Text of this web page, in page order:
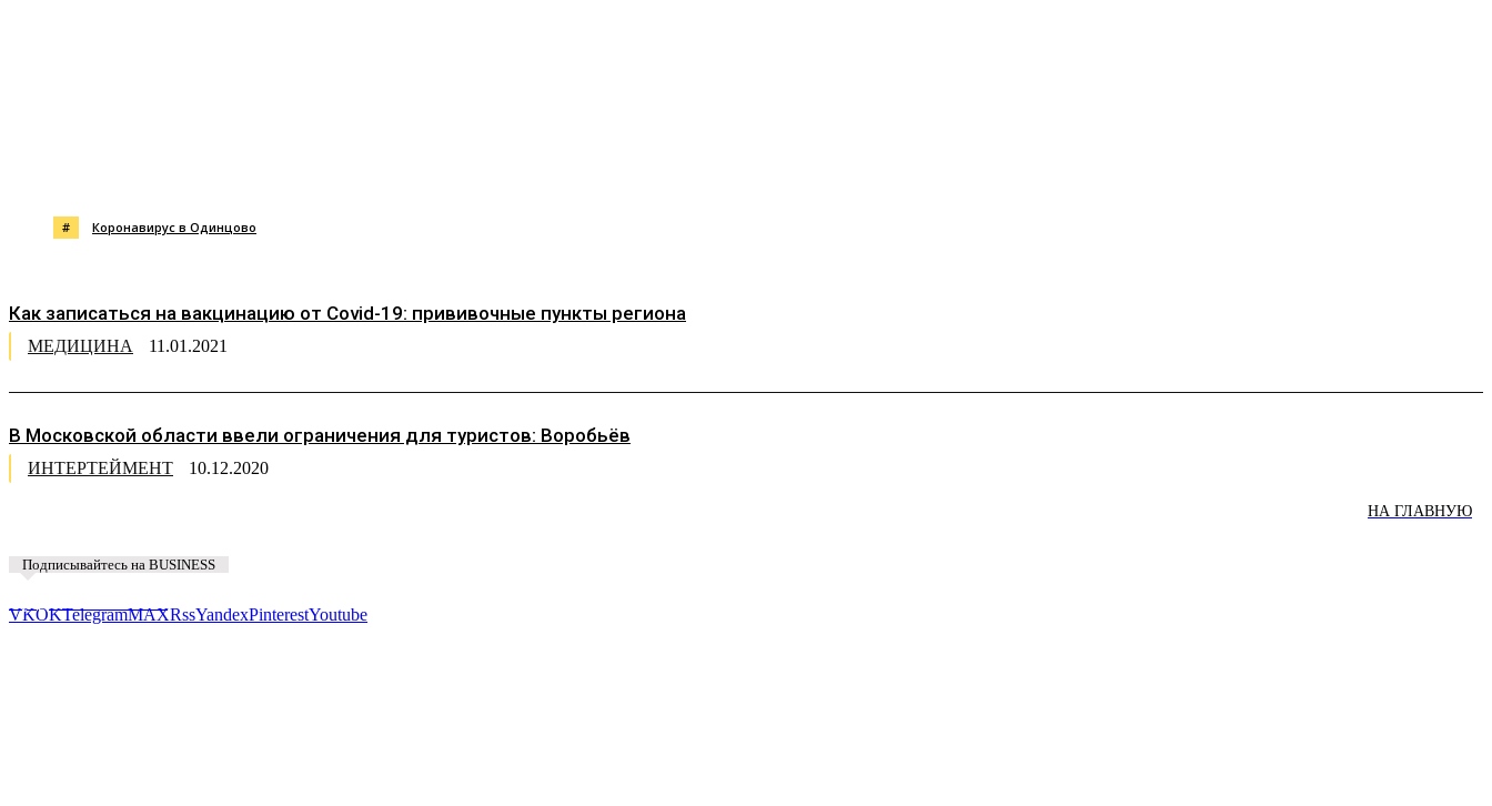
# Коронавирус в Одинцово
Как записаться на вакцинацию от Covid-19: прививочные пункты региона
МЕДИЦИНА 11.01.2021
В Московской области ввели ограничения для туристов: Воробьёв
ИНТЕРТЕЙМЕНТ 10.12.2020
НА ГЛАВНУЮ
Подписывайтесь на BUSINESS
VKOKTelegramMAXRssYandexPinterestYoutube